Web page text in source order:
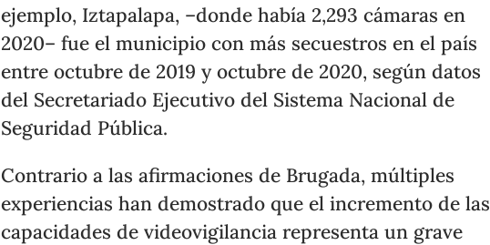
ejemplo, Iztapalapa, –donde había 2,293 cámaras en
2020– fue el municipio con más secuestros en el país
entre octubre de 2019 y octubre de 2020, según datos
del Secretariado Ejecutivo del Sistema Nacional de
Seguridad Pública.
Contrario a las afirmaciones de Brugada, múltiples
experiencias han demostrado que el incremento de las
capacidades de videovigilancia representa un grave